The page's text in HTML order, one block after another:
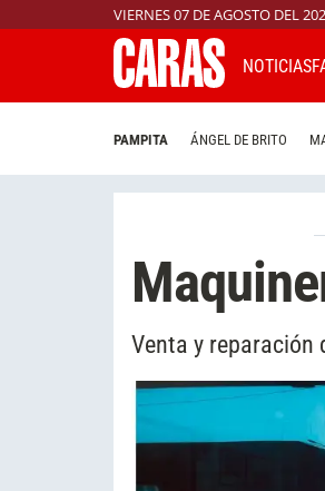
VIERNES 07 DE AGOSTO DEL
NOTICIAS
PAMPITA ÁNGEL DE BRITO
Venta y